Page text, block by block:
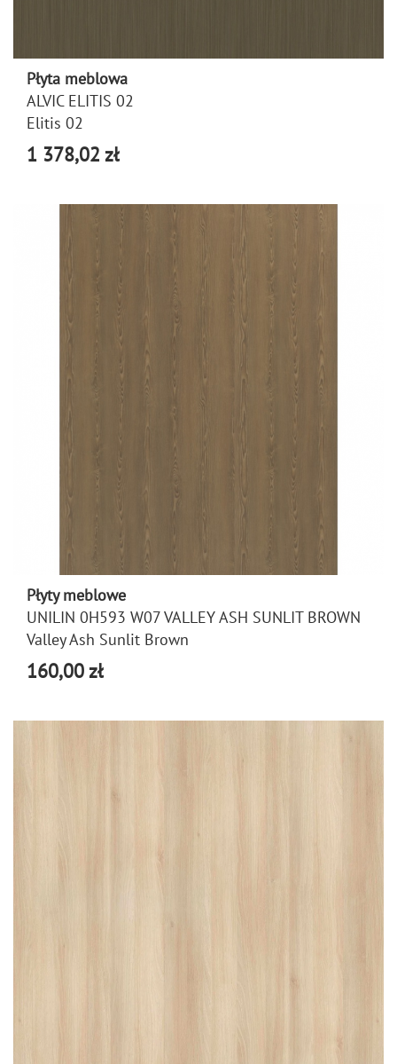
Płyta meblowa
ALVIC ELITIS 02
Elitis 02
1 378,02 zł
Płyty meblowe
UNILIN 0H593 W07 VALLEY ASH SUNLIT BROWN
Valley Ash Sunlit Brown
160,00 zł